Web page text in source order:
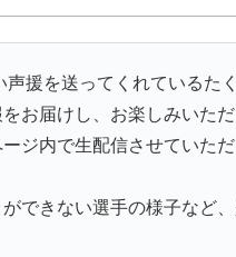
援を送ってくれているた
お届けし、お楽しみいた
ジ内で生配信させていた
できない選手の様子など